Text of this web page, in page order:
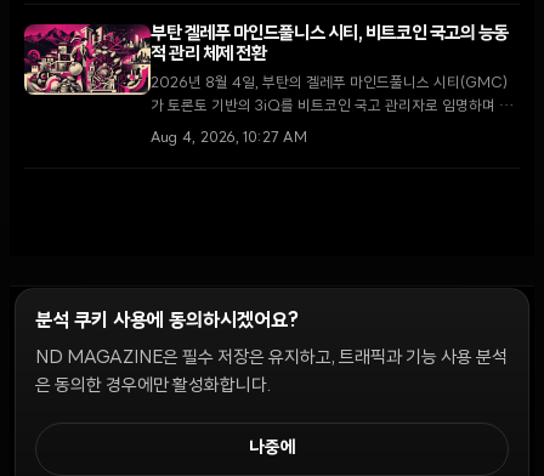
부탄 겔레푸 마인드풀니스 시티, 비트코인 국고의 능동
적 관리 체제 전환
2026년 8월 4일, 부탄의 겔레푸 마인드풀니스 시티(GMC)
가 토론토 기반의 3iQ를 비트코인 국고 관리자로 임명하며 단
순 보유에서 능동적 운용으로 전략을 전환했다. 이는 국왕의 1
Aug 4, 2026, 10:27 AM
윤리 원칙 Discord 봇캠페인 가이드커뮤니티 랭킹
쿠키 설정
분석 쿠키 사용에 동의하시겠어요?
ND MAGAZINE은 필수 저장은 유지하고, 트래픽과 기능 사용 분석
은 동의한 경우에만 활성화합니다.
나중에